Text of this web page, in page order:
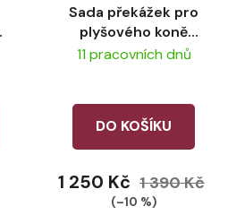
Sada překážek pro
plyšového koně
LeMieux -
11 pracovních dnů
DO KOŠÍKU
1 250 Kč 1 390 Kč
(–10 %)